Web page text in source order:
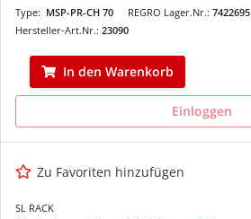
REGRO Lager.Nr.: 7422695
Type: MSP-PR-CH 70
Hersteller-Art.Nr.: 23090
In den Warenkorb
Einloggen
Zu Favoriten hinzufügen
SL RACK